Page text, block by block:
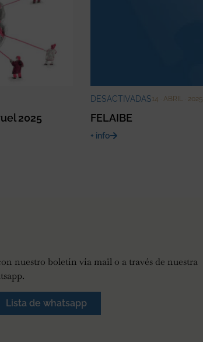
2025
DESACTIVADAS14 · ABRIL · 2025
FELAIBE
+ info
nuestro boletín vía mail o a través de nuestra
Lista de whatsapp